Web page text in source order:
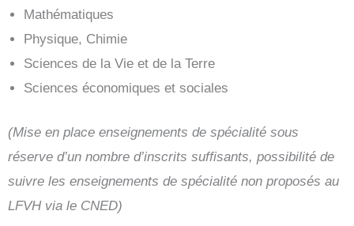
Mathématiques
Physique, Chimie
Sciences de la Vie et de la Terre
Sciences économiques et sociales
(Mise en place enseignements de spécialité sous
réserve d’un nombre d’inscrits suffisants, possibilité de
suivre les enseignements de spécialité non proposés au
LFVH via le CNED)